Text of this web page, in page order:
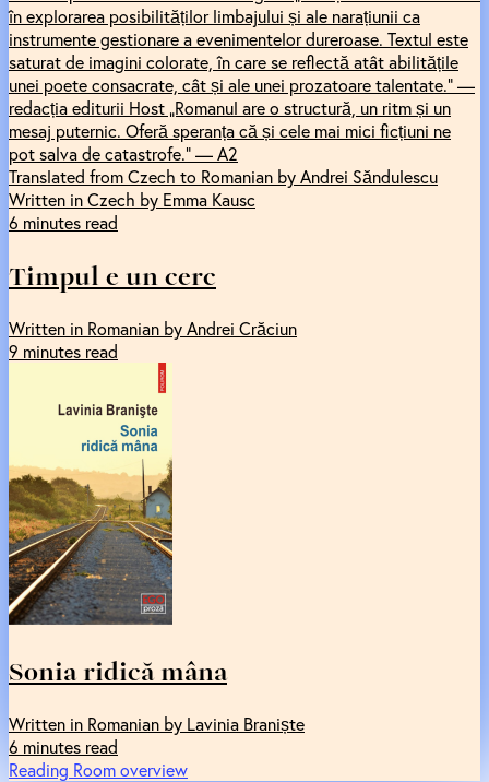
în explorarea posibilităților limbajului și ale narațiunii ca
instrumente gestionare a evenimentelor dureroase. Textul este
saturat de imagini colorate, în care se reflectă atât abilitățile
unei poete consacrate, cât și ale unei prozatoare talentate.” —
redacția editurii Host „Romanul are o structură, un ritm și un
mesaj puternic. Oferă speranța că și cele mai mici ficțiuni ne
pot salva de catastrofe.” — A2
Translated from Czech to Romanian by Andrei Săndulescu
Written in Czech by Emma Kausc
6 minutes read
Timpul e un cerc
Written in Romanian by Andrei Crăciun
9 minutes read
Sonia ridică mâna
Written in Romanian by Lavinia Braniște
6 minutes read
Reading Room overview